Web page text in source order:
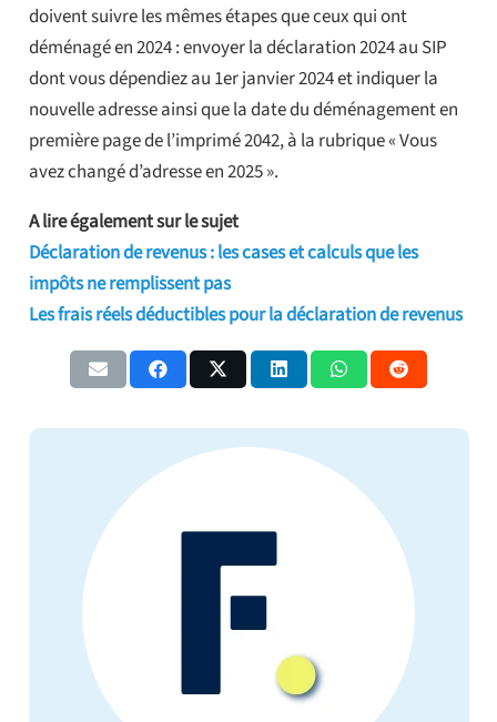
doivent suivre les mêmes étapes que ceux qui ont
déménagé en 2024 : envoyer la déclaration 2024 au SIP
dont vous dépendiez au 1er janvier 2024 et indiquer la
nouvelle adresse ainsi que la date du déménagement en
première page de l’imprimé 2042, à la rubrique « Vous
avez changé d’adresse en 2025 ».
A lire également sur le sujet
Déclaration de revenus : les cases et calculs que les
impôts ne remplissent pas
Les frais réels déductibles pour la déclaration de revenus